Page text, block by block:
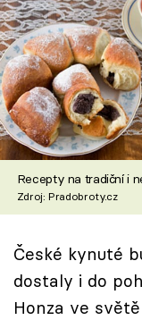
Články
TV Program
Škola vaření
Recepty z TV
Speciál:
Sledujte
Recepty na tradiční i
Zdroj: Pradobroty.cz
České kynuté
dostaly i do
Honza ve